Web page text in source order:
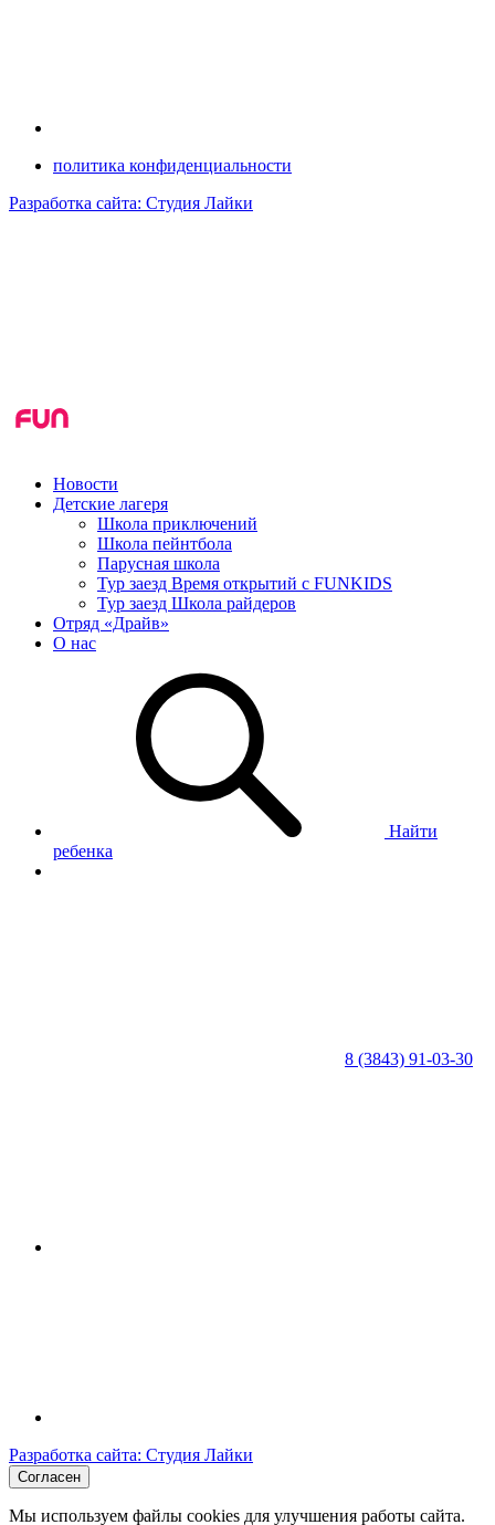
политика конфиденциальности
Разработка сайта: Студия Лайки
Новости
Детские лагеря
Школа приключений
Школа пейнтбола
Парусная школа
Тур заезд Время открытий с FUNKIDS
Тур заезд Школа райдеров
Отряд «Драйв»
О нас
Найти
ребенка
8 (3843) 91-03-30
Разработка сайта: Студия Лайки
Согласен
Мы используем файлы cookies для улучшения работы сайта.